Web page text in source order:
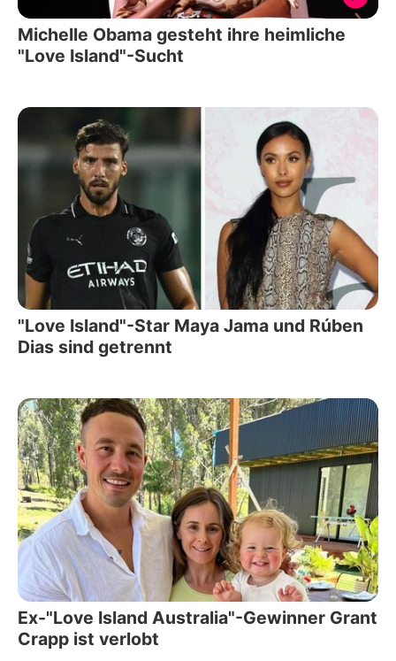
Michelle Obama gesteht ihre heimliche
"Love Island"-Sucht
"Love Island"-Star Maya Jama und Rúben
Dias sind getrennt
Ex-"Love Island Australia"-Gewinner Grant
Crapp ist verlobt